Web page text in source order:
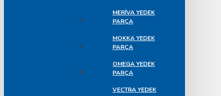
MERIVA YEDEK
PARÇA
MOKKA YEDEK
PARÇA
OMEGA YEDEK
PARÇA
VECTRA YEDEK